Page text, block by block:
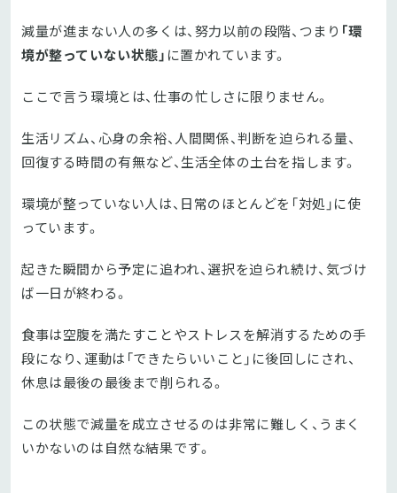
減量が進まない人の多くは、努力以前の段階、つまり 「環
境が整っていない状態」 に置かれています。
ここで言う環境とは、仕事の忙しさに限りません。
生活リズム、心身の余裕、人間関係、判断を迫られる量、
回復する時間の有無など、生活全体の土台を指します。
環境が整っていない人は、日常のほとんどを「対処」に使
っています。
起きた瞬間から予定に追われ、選択を迫られ続け、気づけ
ば一日が終わる。
食事は空腹を満たすことやストレスを解消するための手
段になり、運動は「できたらいいこと」に後回しにされ、
休息は最後の最後まで削られる。
この状態で減量を成立させるのは非常に難しく、うまく
いかないのは自然な結果です。